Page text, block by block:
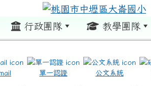
行政團隊 教學團隊
單一認證 公文系統